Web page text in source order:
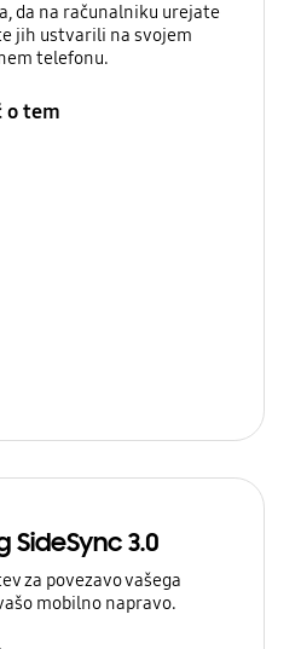
da na računalniku urejate
jih ustvarili na svojem
telefonu.
o tem
SideSync 3.0
za povezavo vašega
mobilno napravo.